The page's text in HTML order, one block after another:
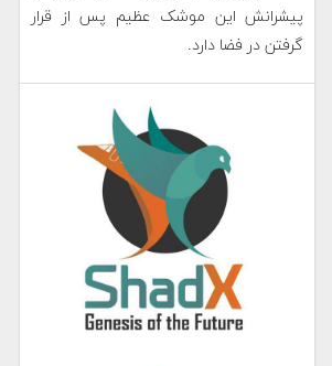
پیشرانش این موشک عظیم پس از قرار
گرفتن در فضا دارد.